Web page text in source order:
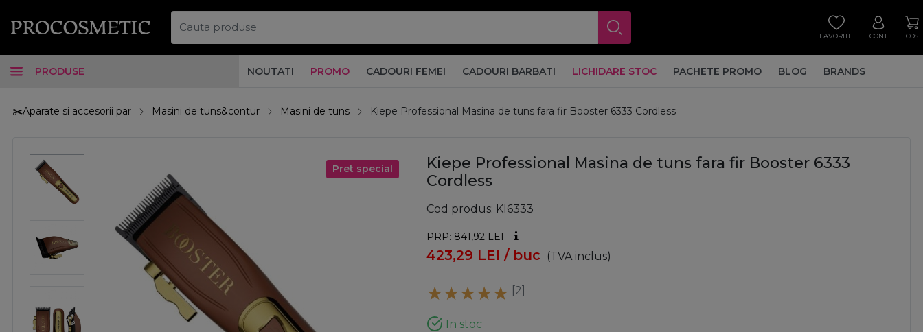
FAVORITE CONT COS
PRODUSE NOUTATI PROMO CADOURI FEMEI CADOURI BARBATI LICHIDARE STOC PACHETE PROMO BLOG BRANDS
✂️Aparate si accesorii par Masini de tuns&contur Masini de tuns Kiepe Professional Masina de tuns fara fir Booster 6333 Cordless
Pret special
Kiepe Professional Masina de tuns fara fir Booster 6333
Cordless
Cod produs KI6333
PRP: 841,92 LEI
423,29 LEI / buc (TVA inclus)
[2]
In stoc